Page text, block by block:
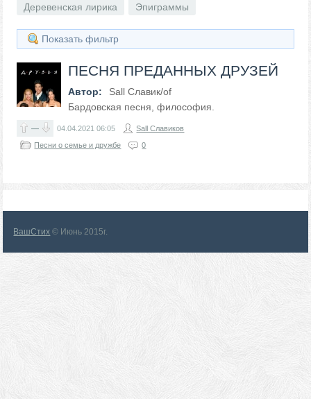
Деревенская лирика
Эпиграммы
Показать фильтр
ПЕСНЯ ПРЕДАННЫХ ДРУЗЕЙ
Автор:
Sall Славик/оf
Бардовская песня, философия.
— 04.04.202106:05
Sall Славиков
Песни о семье и дружбе
0
ВашСтих © Июнь 2015г.